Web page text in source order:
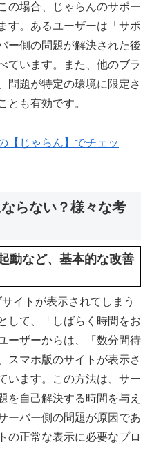
の場合、じゃらんのサポー
す。あるユーザーは「サポ
ー側の問題が解決された後
ています。また、他のブラ
問題が特定の環境に限定さ
とも有効です。
【じゃらん】でチェッ
らない？様々な考
動など、基本的な改善
イトが表示されてしまう
して、「しばらく時間をお
ーザーからは、「数分間待
スマホ版のサイトが表示さ
います。この方法は、サー
を自己解決する時間を与え
ーバー側の問題が原因であ
の正常な表示に必要なプロ